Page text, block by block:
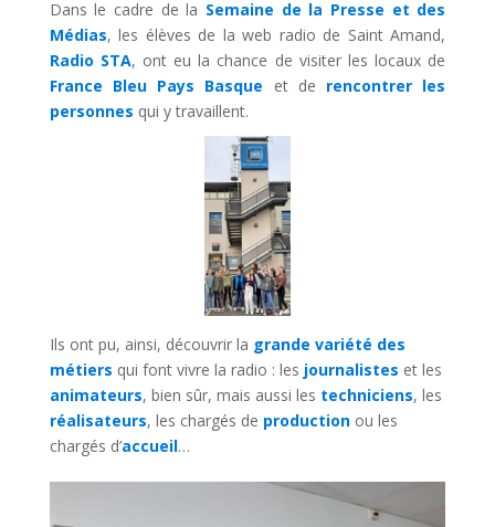
Dans le cadre de la Semaine de la Presse et des
Médias, les élèves de la web radio de Saint Amand,
Radio STA, ont eu la chance de visiter les locaux de
France Bleu Pays Basque et de rencontrer les
personnes qui y travaillent.
Ils ont pu, ainsi, découvrir la grande variété des
métiers qui font vivre la radio : les journalistes et les
animateurs, bien sûr, mais aussi les techniciens, les
réalisateurs, les chargés de productionou les
chargés d’accueil…